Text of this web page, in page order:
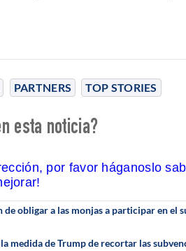
PARTNERS TOP STORIES
esta noticia?
por favor háganoslo
obligar a las monjas a participar en el
medida de Trump de recortar las